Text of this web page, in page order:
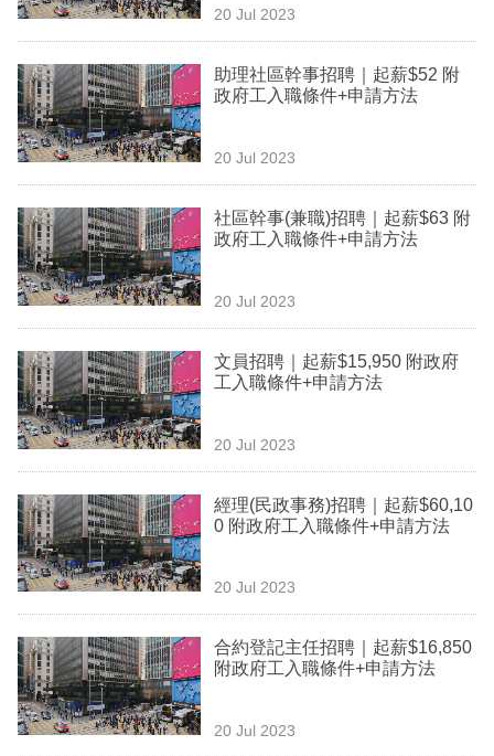
欄
閱
專
區
20 Jul 2023
助理社區幹事招聘｜起薪$52 附
政府工入職條件+申請方法
20 Jul 2023
社區幹事(兼職)招聘｜起薪$63 附
政府工入職條件+申請方法
20 Jul 2023
文員招聘｜起薪$15,950 附政府
工入職條件+申請方法
20 Jul 2023
經理(民政事務)招聘｜起薪$60,10
0 附政府工入職條件+申請方法
20 Jul 2023
合約登記主任招聘｜起薪$16,850
附政府工入職條件+申請方法
20 Jul 2023